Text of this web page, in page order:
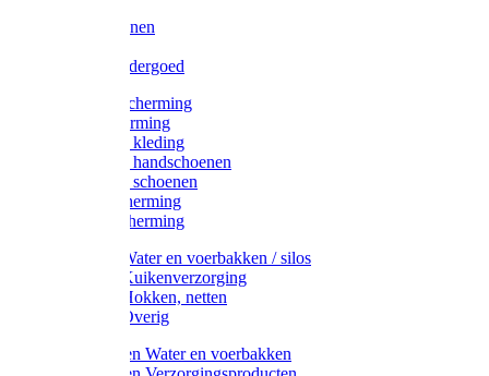
Handschoenen
Thermo ondergoed
Gehoorbescherming
Oogbescherming
Disposable kleding
Disposable handschoenen
Disposable schoenen
Mondbescherming
Hoofdbescherming
Pluimvee Water en voerbakken / silos
Pluimvee Kuikenverzorging
Pluimvee Hokken, netten
Pluimvee Overig
Knaagdieren Water en voerbakken